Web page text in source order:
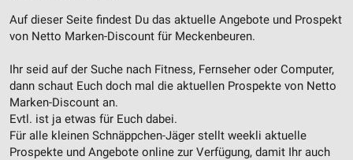
Auf dieser Seite findest Du das aktuelle Angebote und Prospekt
von Netto Marken-Discount für Meckenbeuren.
Ihr seid auf der Suche nach Fitness, Fernseher oder Computer,
dann schaut Euch doch mal die aktuellen Prospekte von Netto
Marken-Discount an.
Evtl. ist ja etwas für Euch dabei.
Für alle kleinen Schnäppchen-Jäger stellt weekli aktuelle
Prospekte und Angebote online zur Verfügung, damit Ihr auch